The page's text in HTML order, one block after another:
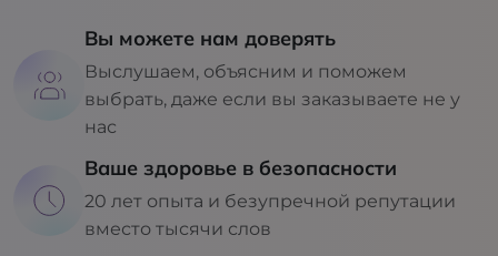
Вы можете нам доверять
Выслушаем, объясним и поможем
выбрать, даже если вы заказываете не у
нас
Ваше здоровье в безопасности
20 лет опыта и безупречной репутации
вместо тысячи слов